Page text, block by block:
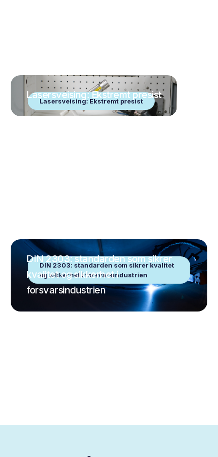
Lasersveising: Ekstremt presist
Lasersveising: Ekstremt presist
DIN 2303: standarden som sikrer kvalitet
og sikkerhet i forsvarsindustrien
DIN 2303: standarden som sikrer
kvalitet og sikkerhet i
forsvarsindustrien